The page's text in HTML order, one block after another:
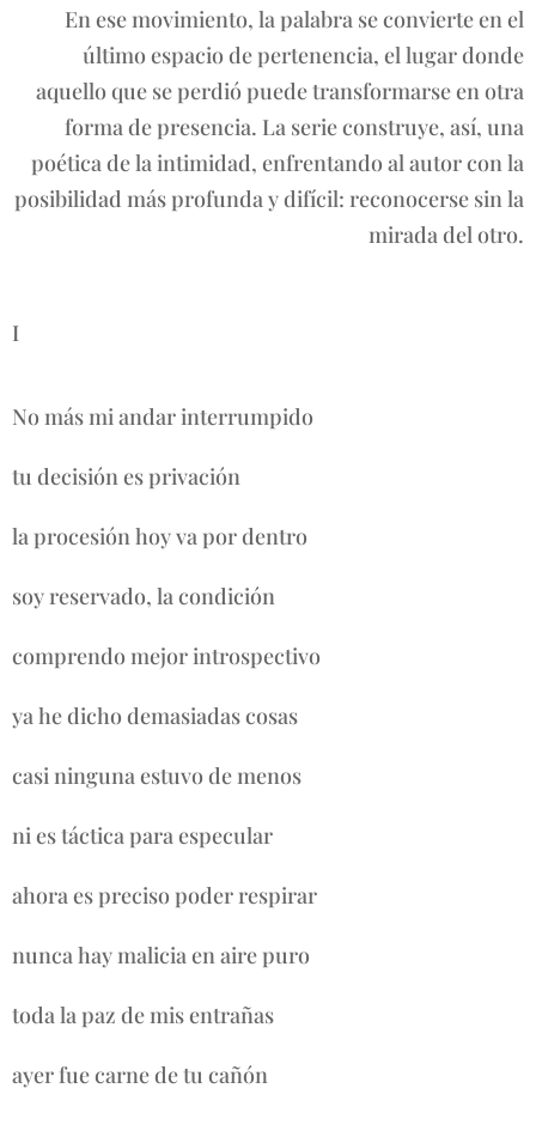
En ese movimiento, la palabra se convierte en el
último espacio de pertenencia, el lugar donde
aquello que se perdió puede transformarse en otra
forma de presencia. La serie construye, así, una
poética de la intimidad, enfrentando al autor con la
posibilidad más profunda y difícil: reconocerse sin la
mirada del otro.
I
No más mi andar interrumpido
tu decisión es privación
la procesión hoy va por dentro
soy reservado, la condición
comprendo mejor introspectivo
ya he dicho demasiadas cosas
casi ninguna estuvo de menos
ni es táctica para especular
ahora es preciso poder respirar
nunca hay malicia en aire puro
toda la paz de mis entrañas
ayer fue carne de tu cañón